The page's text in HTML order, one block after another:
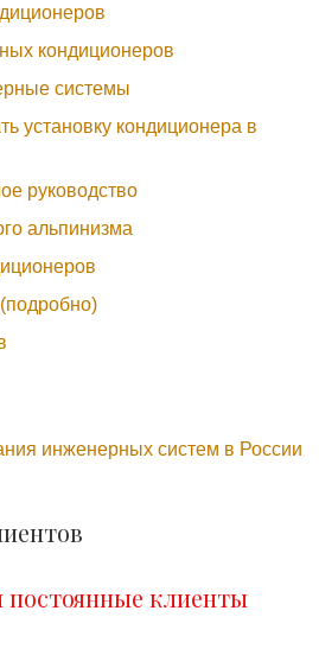
кондиционеров
системы
установку кондиционера в
руководство
альпинизма
инженерных систем в России
клиенты